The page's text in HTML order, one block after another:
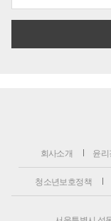
회사소개 윤리
청소년보호정책